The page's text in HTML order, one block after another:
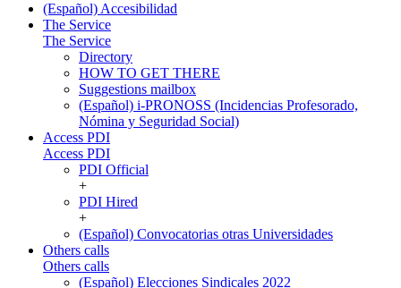
(Español) Accesibilidad
The Service
The Service
Directory
HOW TO GET THERE
Suggestions mailbox
(Español) i-PRONOSS (Incidencias Profesorado,
Nómina y Seguridad Social)
Access PDI
Access PDI
PDI Official
+
PDI Hired
+
(Español) Convocatorias otras Universidades
Others calls
Others calls
(Español) Elecciones Sindicales 2022